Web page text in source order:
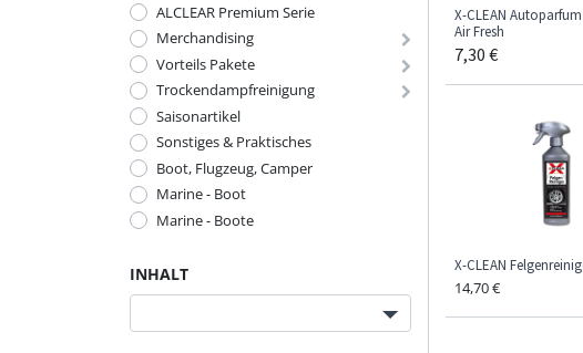
ALCLEAR Premium Serie
Merchandising
Vorteils Pakete
Trockendampfreinigung
Saisonartikel
Sonstiges & Praktisches
Boot, Flugzeug, Camper
Marine - Boot
Marine - Boote
INHALT
X-CLEAN
Air Fresh
7,30 €
X-CLEAN
14,70€